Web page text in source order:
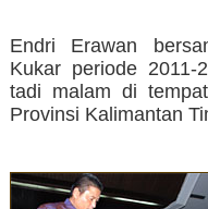
Endri Erawan
Kukar periode 2011-
tadi malam di
Provinsi Kalimantan